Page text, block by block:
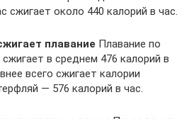
сжигает около 440 калорий в час.
плавание Плавание по
в среднем 476 калорий в
всего сжигает калории
— 576 калорий в час.